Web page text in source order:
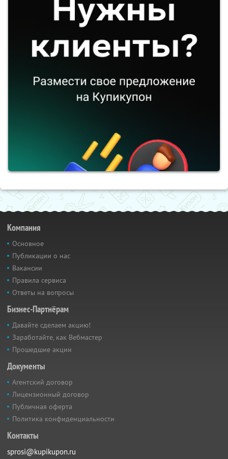
Компания
Основное
Публикации о нас
Вакансии
Правила сервиса
Ответы на вопросы
Бизнес-Партнёрам
Давайте сделаем акцию!
Заработайте, как Вебмастер
Прошедшие акции
Документы
Агентский договор
Лицензионный договор
Публичная оферта
Политика конфиденциальности
Контакты
sprosi@kupikupon.ru